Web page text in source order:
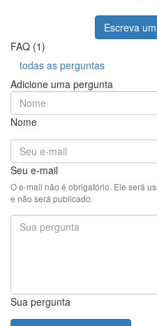
Escreva
FAQ (1)
todas as perguntas
Adicione uma pergunta
Nome
Seu e-mail
O e-mail não é obrigatório. Ele será
e não será publicado.
Sua pergunta